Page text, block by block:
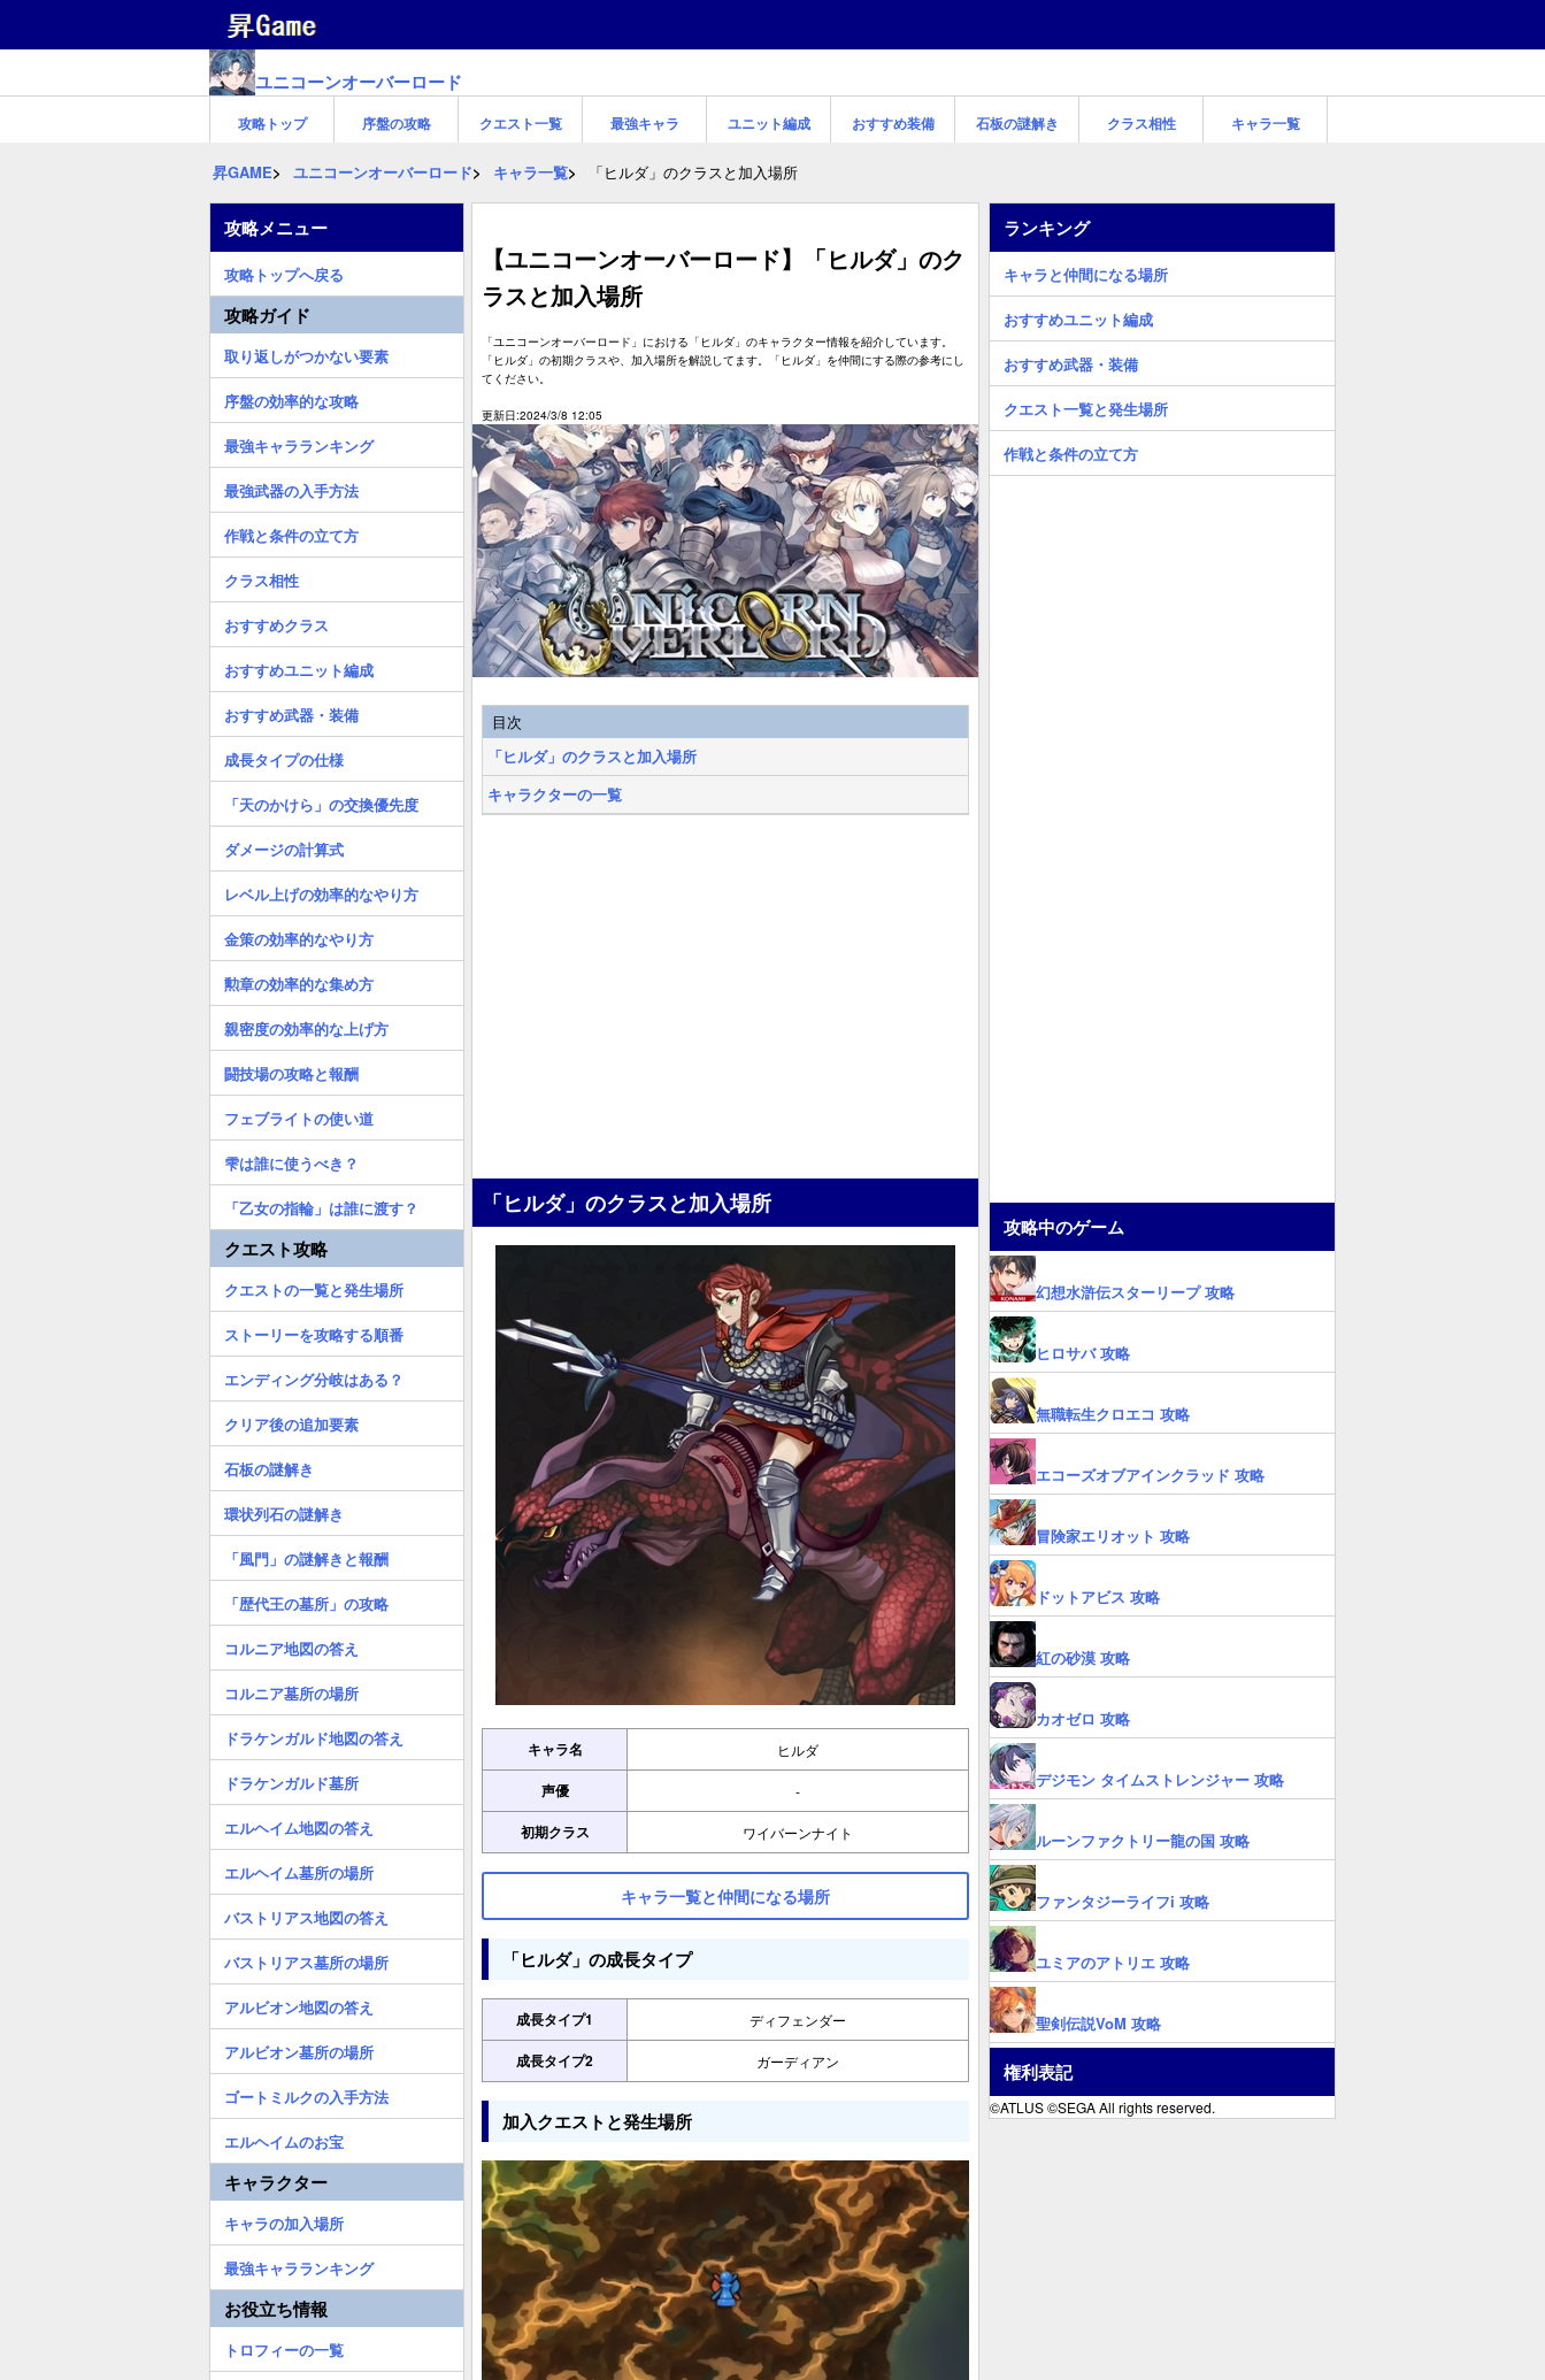
ユニコーンオーバーロード
攻略トップ 序盤の攻略 クエスト一覧 最強キャラ ユニット編成 おすすめ装備 石板の謎解き クラス相性 キャラ一覧
昇GAME ユニコーンオーバーロード キャラ一覧 「ヒルダ」のクラスと加入場所
【ユニコーンオーバーロード】「ヒルダ」のク
ラスと加入場所
「ユニコーンオーバーロード」における「ヒルダ」のキャラクター情報を紹介しています。
「ヒルダ」の初期クラスや、加入場所を解説してます。「ヒルダ」を仲間にする際の参考にし
てください。
更新日:2024/3/8 12:05
目次
「ヒルダ」のクラスと加入場所
キャラクターの一覧
「ヒルダ」のクラスと加入場所
キャラ名 ヒルダ
声優 -
初期クラス ワイバーンナイト
キャラ一覧と仲間になる場所
「ヒルダ」の成長タイプ
成長タイプ1 ディフェンダー
成長タイプ2 ガーディアン
加入クエストと発生場所
攻略メニュー
攻略トップへ戻る
攻略ガイド
取り返しがつかない要素
序盤の効率的な攻略
最強キャラランキング
最強武器の入手方法
作戦と条件の立て方
クラス相性
おすすめクラス
おすすめユニット編成
おすすめ武器・装備
成長タイプの仕様
「天のかけら」の交換優先度
ダメージの計算式
レベル上げの効率的なやり方
金策の効率的なやり方
勲章の効率的な集め方
親密度の効率的な上げ方
闘技場の攻略と報酬
フェブライトの使い道
雫は誰に使うべき？
「乙女の指輪」は誰に渡す？
クエスト攻略
クエストの一覧と発生場所
ストーリーを攻略する順番
エンディング分岐はある？
クリア後の追加要素
石板の謎解き
環状列石の謎解き
「風門」の謎解きと報酬
「歴代王の墓所」の攻略
コルニア地図の答え
コルニア墓所の場所
ドラケンガルド地図の答え
ドラケンガルド墓所
エルヘイム地図の答え
エルヘイム墓所の場所
バストリアス地図の答え
バストリアス墓所の場所
アルビオン地図の答え
アルビオン墓所の場所
ゴートミルクの入手方法
エルヘイムのお宝
キャラクター
キャラの加入場所
最強キャラランキング
お役立ち情報
トロフィーの一覧
ランキング
キャラと仲間になる場所
おすすめユニット編成
おすすめ武器・装備
クエスト一覧と発生場所
作戦と条件の立て方
攻略中のゲーム
幻想水滸伝スターリープ 攻略
ヒロサバ 攻略
無職転生クロエコ 攻略
エコーズオブアインクラッド 攻略
冒険家エリオット 攻略
ドットアビス 攻略
紅の砂漠 攻略
カオゼロ 攻略
デジモン タイムストレンジャー 攻略
ルーンファクトリー龍の国 攻略
ファンタジーライフi 攻略
ユミアのアトリエ 攻略
聖剣伝説VoM 攻略
権利表記
©ATLUS ©SEGA All rights reserved.